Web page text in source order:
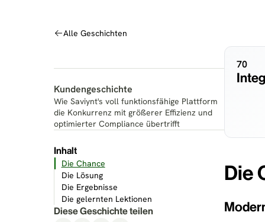
Alle Geschichten
Kundengeschichte
Wie Saviynt's voll funktionsfähige Plattform
die Konkurrenz mit größerer Effizienz und
optimierter Compliance übertrifft
Inhalt
Die Chance
Die Lösung
Die Ergebnisse
Die gelernten Lektionen
Diese Geschichte teilen
70
Die